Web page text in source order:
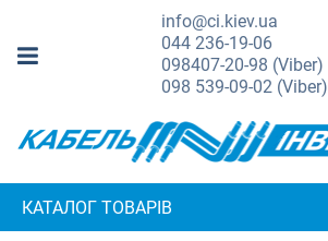
info@ci.kiev.ua
044236-19-06
098407-20-98 (Viber)
098 539-09-02 (Viber)
КАТАЛОГ ТОВАРІВ